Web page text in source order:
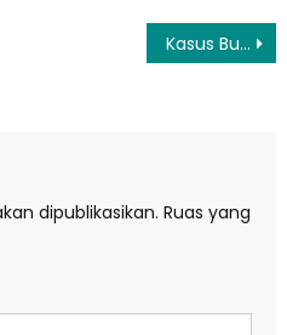
Kasus Bupati Ade Yasin, KPK Panggil Kepala BPK Jabar
dipublikasikan. Ruas yang